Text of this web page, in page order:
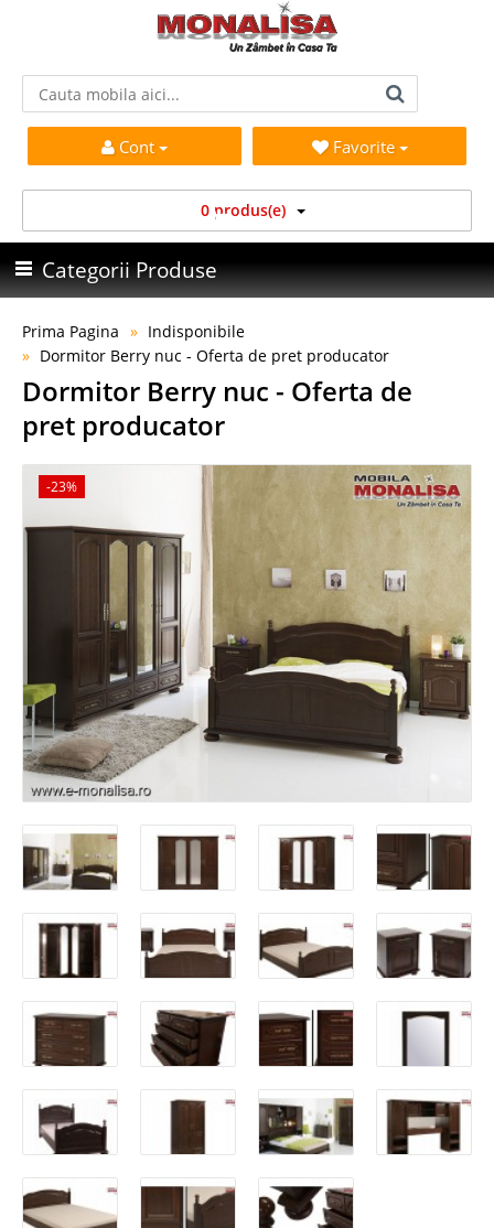
Cont Favorite
0 produs(e)
Categorii Produse
Prima Pagina
Indisponibile
Dormitor Berry nuc - Oferta de pret producator
Dormitor Berry nuc - Oferta de
pret producator
-23%